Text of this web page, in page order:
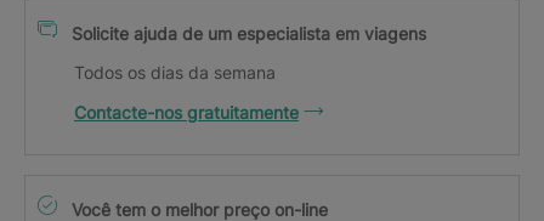
Solicite ajuda de um especialista em viagens
Todos os dias da semana
Contacte-nos gratuitamente
Você tem o melhor preço on-line